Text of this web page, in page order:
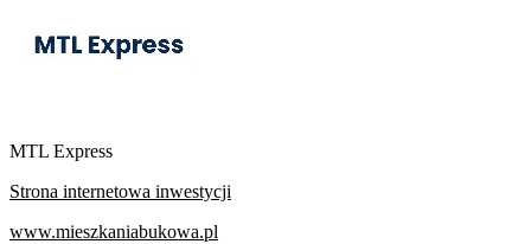
MTL Express
Strona internetowa inwestycji
www.mieszkaniabukowa.pl